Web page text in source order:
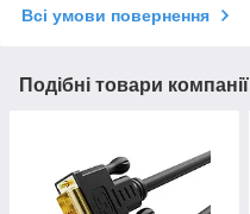
Всі умови повернення
Подібні товари компанії